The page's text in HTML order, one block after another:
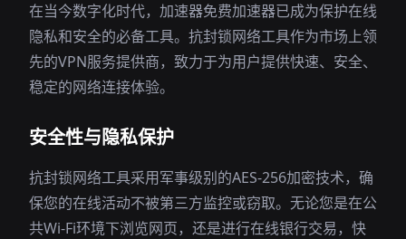
在当今数字化时代，加速器免费加速器已成为保护在线
隐私和安全的必备工具。抗封锁网络工具作为市场上领
先的VPN服务提供商，致力于为用户提供快速、安全、
稳定的网络连接体验。
安全性与隐私保护
抗封锁网络工具采用军事级别的AES-256加密技术，确
保您的在线活动不被第三方监控或窃取。无论您是在公
共Wi-Fi环境下浏览网页，还是进行在线银行交易，快